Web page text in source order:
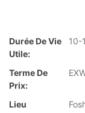
Durée De Vie
Utile:
10-
Terme De
Prix:
Lieu